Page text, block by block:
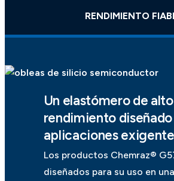
RENDIMIENTO
Un elastómero de alto
rendimiento
aplicaciones
Los productos Chemraz®
diseñados para su uso en